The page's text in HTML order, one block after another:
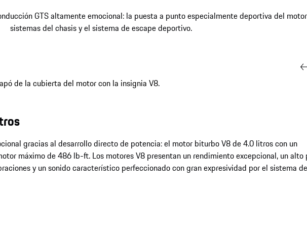
GTS altamente emocional: la puesta a punto especialmente deportiva del
sistemas del chasis y el sistema de escape deportivo.
gracias al desarrollo directo de potencia: el motor biturbo V8 de 4.0 litros con un
máximo de 486 lb-ft. Los motores V8 presentan un rendimiento excepcional, un alto
y un sonido característico perfeccionado con gran expresividad por el sistema de